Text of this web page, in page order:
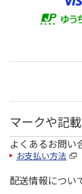
マークや記
よくあるお問い
お支払い方法
配送情報につい